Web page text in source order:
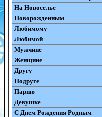
На Новоселье
Новорожденным
Любимому
Любимой
Мужчине
Женщине
Другу
Подруге
Парню
Девушке
С Днем Рождения Родным